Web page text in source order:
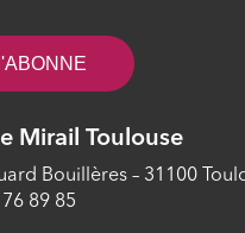
Islam, savoir et
bienséances de l’Aïd al
meilleurs jours de
Mirail Toulouse
Bouillères – 31100
76 89 85